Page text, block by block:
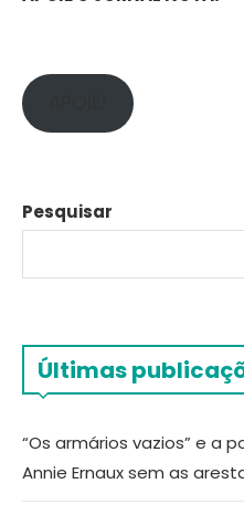
Pesquisar
Últimas
“Os armários vazios” e a
Annie Ernaux sem as